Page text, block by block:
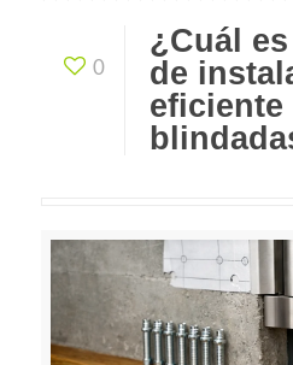
0
¿Cuál
de
eficiente